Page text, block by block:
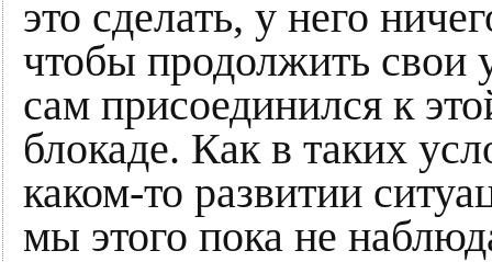
это сделать, у него
чтобы продолжить свои
сам присоединился к
блокаде. Как в таких
каком-то развитии
мы этого пока не